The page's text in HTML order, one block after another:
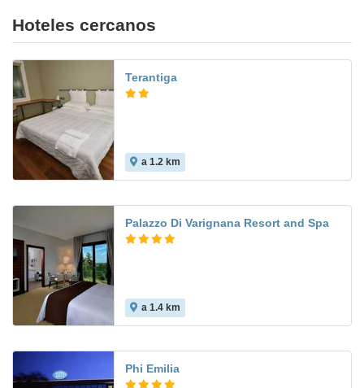
Hoteles cercanos
Terantiga
a 1.2 km
Palazzo Di Varignana Resort and Spa
a 1.4 km
Phi Emilia